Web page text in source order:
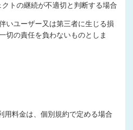
トの継続が不適切と判断する場合
いユーザー又は第三者に生じる損
切の責任を負わないものとしま
用料金は、個別規約で定める場合